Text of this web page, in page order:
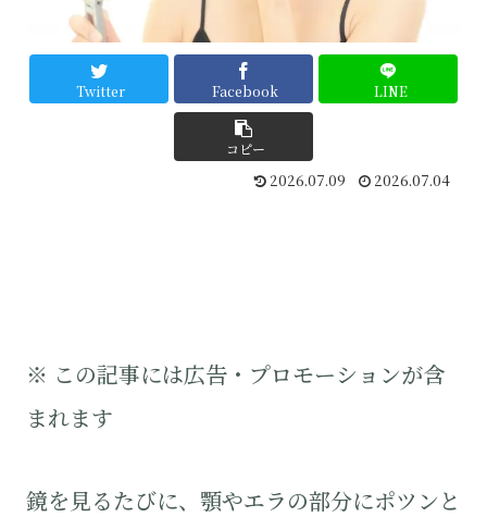
Twitter Facebook LINE
コピー
2026.07.09 2026.07.04
※ この記事には広告・プロモーションが含
まれます
鏡を見るたびに、顎やエラの部分にポツンと